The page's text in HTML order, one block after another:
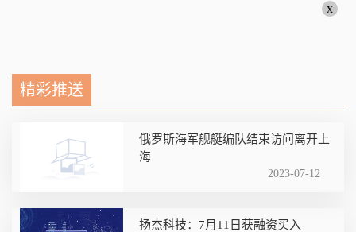
x
精彩推送
俄罗斯海军舰艇编队结束访问离开上
海
2023-07-12
扬杰科技：7月11日获融资买入